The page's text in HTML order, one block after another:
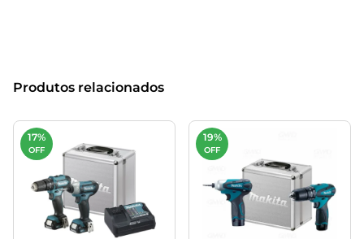
Produtos relacionados
17%
OFF
19%
OFF